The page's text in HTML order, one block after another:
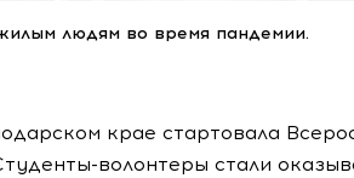
людям во время пандемии.
крае стартовала
волонтеры стали